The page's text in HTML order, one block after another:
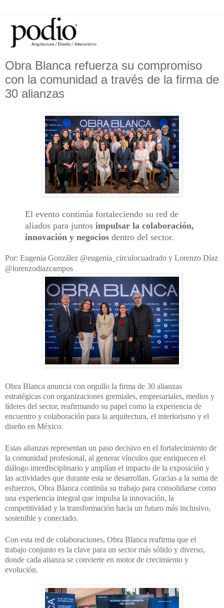
Obra Blanca refuerza su compromiso
con la comunidad a través de la firma de
30 alianzas
El evento continúa fortaleciendo su red de
aliados para juntos impulsar la colaboración,
innovación y negocios dentro del sector.
Por: Eugenia González @eugenia_circulocuadrado y Lorenzo Díaz
@lorenzodiazcampos
Obra Blanca anuncia con orgullo la firma de 30 alianzas
estratégicas con organizaciones gremiales, empresariales, medios y
líderes del sector, reafirmando su papel como la experiencia de
encuentro y colaboración para la arquitectura, el interiorismo y el
diseño en México.
Estas alianzas representan un paso decisivo en el fortalecimiento de
la comunidad profesional, al generar vínculos que enriquecen el
diálogo interdisciplinario y amplían el impacto de la exposición y
las actividades que durante esta se desarrollan. Gracias a la suma de
esfuerzos, Obra Blanca continúa su trabajo para consolidarse como
una experiencia integral que impulsa la innovación, la
competitividad y la transformación hacia un futuro más inclusivo,
sostenible y conectado.
Con esta red de colaboraciones, Obra Blanca reafirma que el
trabajo conjunto es la clave para un sector más sólido y diverso,
donde cada alianza se convierte en motor de crecimiento y
evolución.